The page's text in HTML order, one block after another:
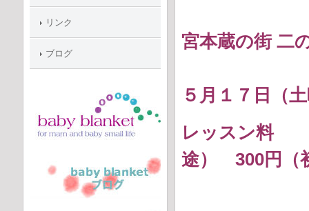
宮本蔵の街 二
５月１７日（
レッスン料
途） 300円（
リンク
ブログ